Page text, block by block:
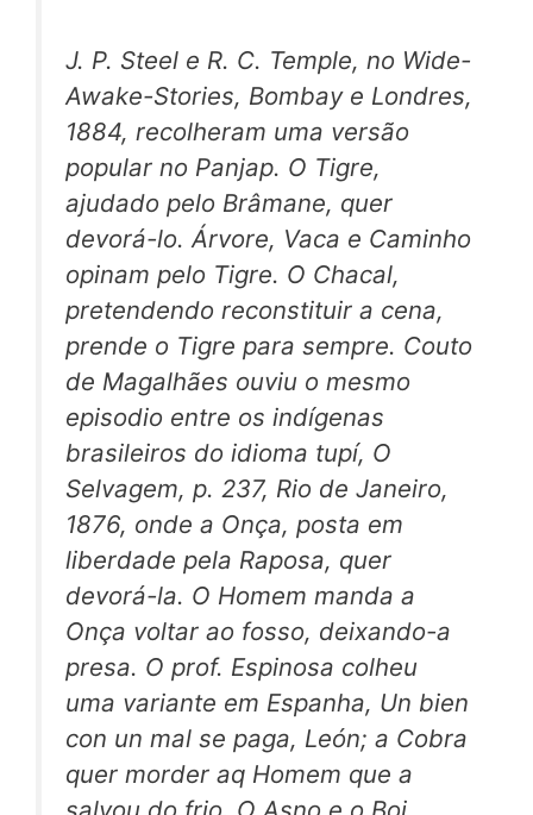
J. P. Steel e R. C. Temple, no Wide-
Awake-Stories, Bombay e Londres,
1884, recolheram uma versão
popular no Panjap. O Tigre,
ajudado pelo Brâmane, quer
devorá-lo. Árvore, Vaca e Caminho
opinam pelo Tigre. O Chacal,
pretendendo reconstituir a cena,
prende o Tigre para sempre. Couto
de Magalhães ouviu o mesmo
episodio entre os indígenas
brasileiros do idioma tupí, O
Selvagem, p. 237, Rio de Janeiro,
1876, onde a Onça, posta em
liberdade pela Raposa, quer
devorá-la. O Homem manda a
Onça voltar ao fosso, deixando-a
presa. O prof. Espinosa colheu
uma variante em Espanha, Un bien
con un mal se paga, León; a Cobra
quer morder aq Homem que a